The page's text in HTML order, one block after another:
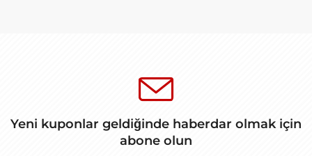
Yeni kuponlar geldiğinde haberdar olmak için
abone olun